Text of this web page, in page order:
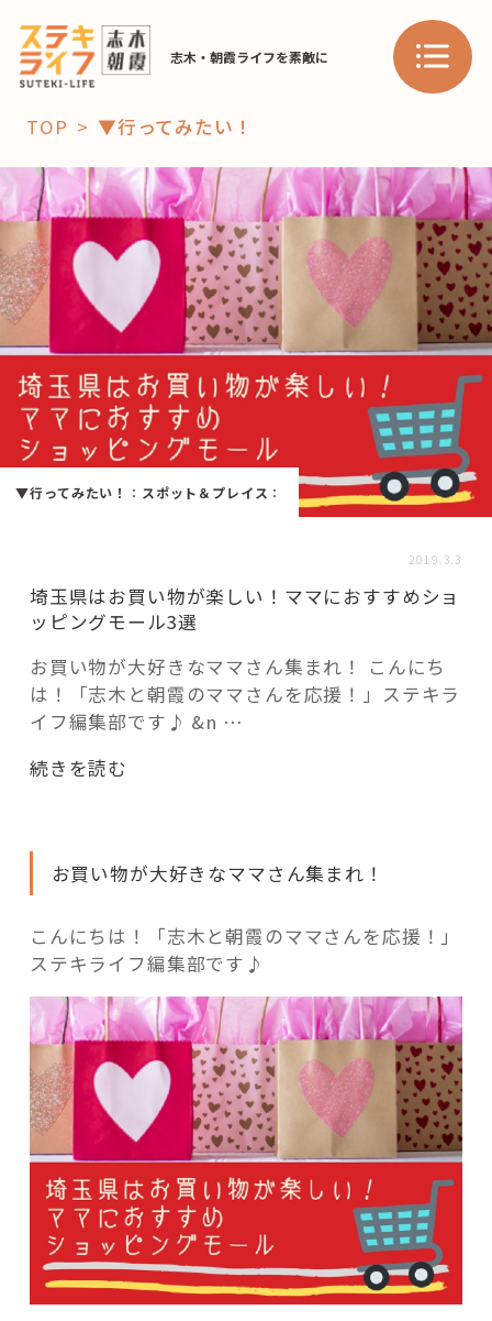
志木・朝霞ライフを素敵に
「コト」
子育て
暮らし
おすすめ
スポット 学び・教育
「場」
HAREL HAREL
活用事例
「モノ」
fleXe リノベ事例
コーディネーター紹介
これからの暮らし 住み替え相談
記事検索
TOP ▼行ってみたい！
▼行ってみたい！ ： スポット＆プレイス ：
2019.3.3
埼玉県はお買い物が楽しい！ママにおすすめショ
ッピングモール3選
お買い物が大好きなママさん集まれ！ こんにち
は！「志木と朝霞のママさんを応援！」ステキラ
イフ編集部です♪ &n …
“埼
は
買
い
物
楽
し
い！
マ
マ
に
お
す
め
シ
続きを読む
お買い物が大好きなママさん集まれ！
こんにちは！「志木と朝霞のママさんを応援！」
ステキライフ編集部です♪